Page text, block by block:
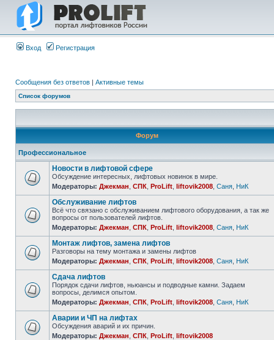
Вход Регистрация
Сообщения без ответов | Активные темы
Список форумов
Форум
Профессиональное
Новости в лифтовой сфере
Обсуждение интересных, лифтовых новинок в мире.
Модераторы: Джекман СПК ProLift liftovik2008 Саня НиК
Обслуживание лифтов
Всё что связано с обслуживанием лифтового оборудования, а так же
вопросы от пользователей лифтов.
Модераторы: Джекман СПК ProLift liftovik2008 Саня НиК
Монтаж лифтов, замена лифтов
Разговоры на тему монтажа и замены лифтов
Модераторы: Джекман СПК ProLift liftovik2008 Саня НиК
Сдача лифтов
Порядок сдачи лифтов, ньюансы и подводные камни. Задаем
вопросы, делимся опытом.
Модераторы: Джекман СПК ProLift liftovik2008 Саня НиК
Аварии и ЧП на лифтах
Обсуждения аварий и их причин.
Модераторы: Джекман СПК ProLift liftovik2008